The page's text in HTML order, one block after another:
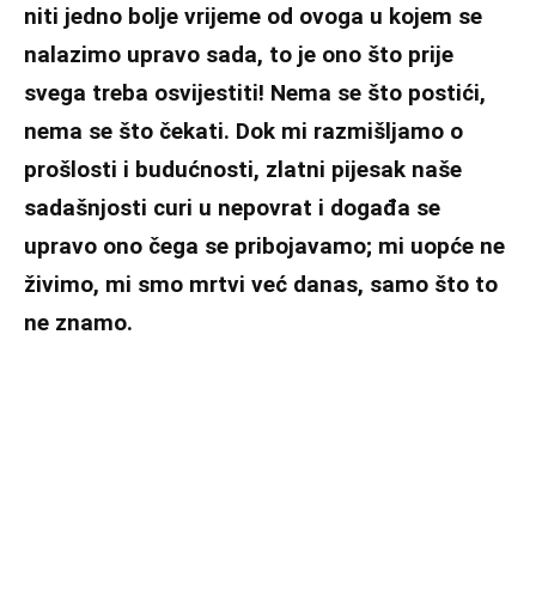
niti jedno bolje vrijeme od ovoga u kojem se
nalazimo upravo sada, to je ono što prije
svega treba osvijestiti! Nema se što postići,
nema se što čekati. Dok mi razmišljamo o
prošlosti i budućnosti, zlatni pijesak naše
sadašnjosti curi u nepovrat i događa se
upravo ono čega se pribojavamo; mi uopće ne
živimo, mi smo mrtvi već danas, samo što to
ne znamo.